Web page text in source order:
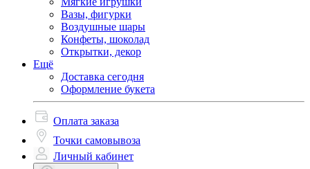
Вазы, фигурки
Воздушные шары
Конфеты, шоколад
Открытки, декор
Ещё
Доставка сегодня
Оформление букета
Оплата заказа
Точки самовывоза
Личный кабинет